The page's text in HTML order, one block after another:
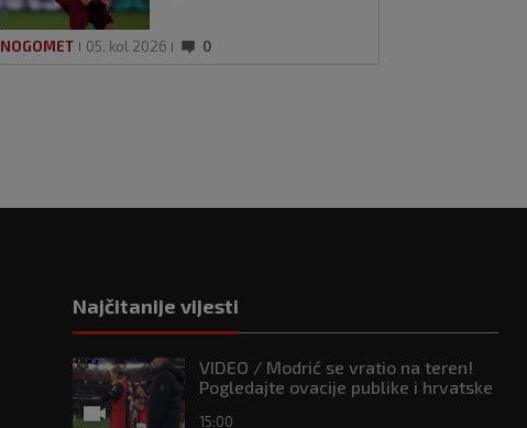
NOGOMET 05. kol 2026 0
Najčitanije vijesti
VIDEO / Modrić se vratio na teren!
Pogledajte ovacije publike i hrvatske
15:00